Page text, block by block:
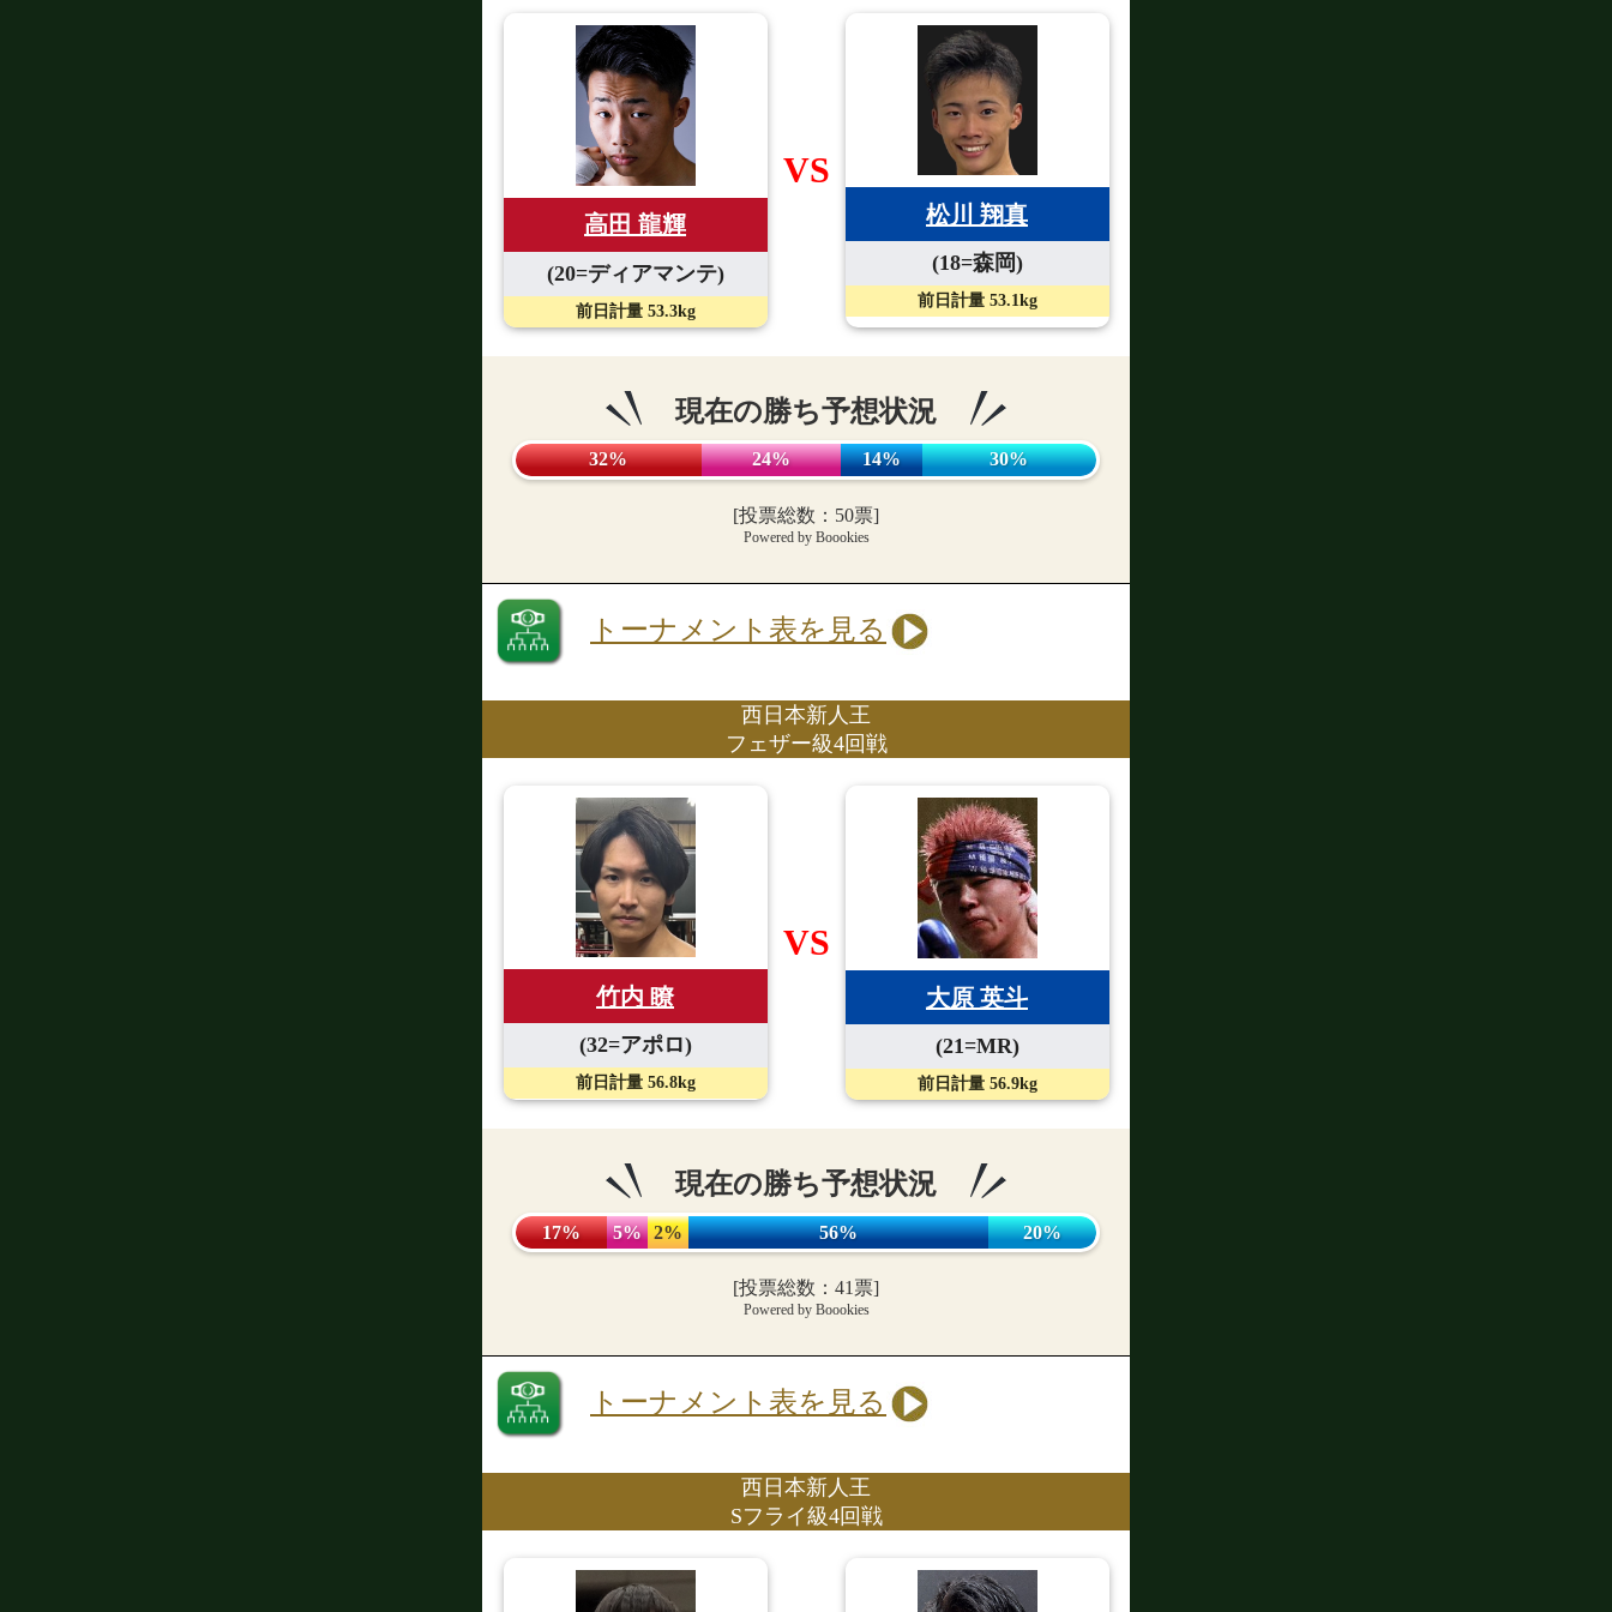
高田 龍輝
(20=ディアマンテ)
前日計量 53.3kg
VS
松川 翔真
(18=森岡)
前日計量 53.1kg
現在の勝ち予想状況
32% 24% 14% 30%
[投票総数：50票]
Powered by Boookies
トーナメント表を見る
西日本新人王
フェザー級4回戦
竹内 瞭
(32=アポロ)
前日計量 56.8kg
VS
大原 英斗
(21=MR)
前日計量 56.9kg
現在の勝ち予想状況
17% 5% 2% 56% 20%
[投票総数：41票]
Powered by Boookies
トーナメント表を見る
西日本新人王
Sフライ級4回戦